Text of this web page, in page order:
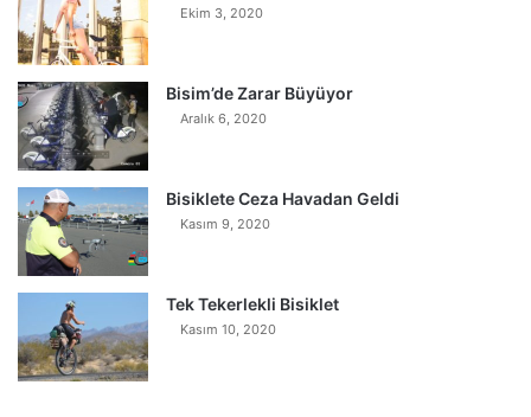
Ekim 3, 2020
Bisim’de Zarar Büyüyor
Aralık 6, 2020
Bisiklete Ceza Havadan Geldi
Kasım 9, 2020
Tek Tekerlekli Bisiklet
Kasım 10, 2020